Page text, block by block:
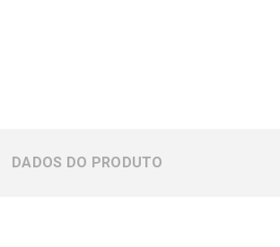
DADOS DO PRODUTO